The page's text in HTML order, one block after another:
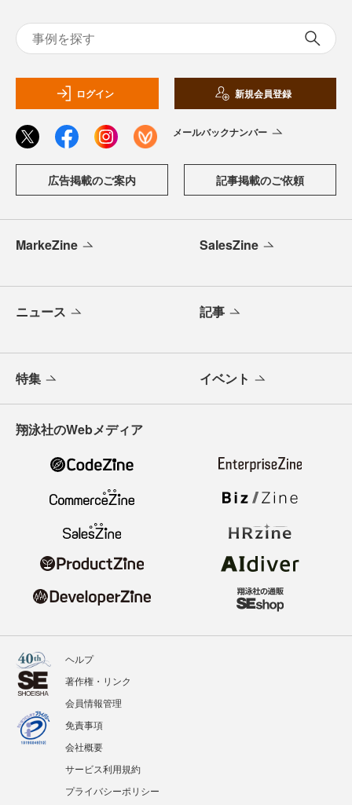
ログイン 新規会員登録
メールバックナンバー
広告掲載のご案内 記事掲載のご依頼
MarkeZine SalesZine
ニュース 記事
特集 イベント
翔泳社のWebメディア
ヘルプ
著作権・リンク
会員情報管理
免責事項
会社概要
サービス利用規約
プライバシーポリシー